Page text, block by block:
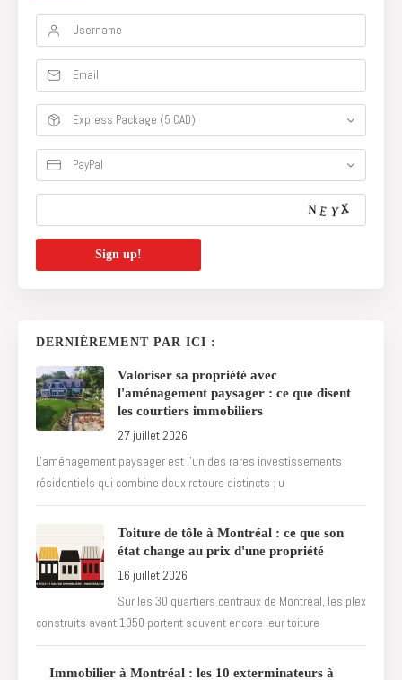
Express Package (5 CAD)
PayPal
DERNIÈREMENT PAR ICI :
Valoriser sa propriété avec
l'aménagement paysager : ce que disent
les courtiers immobiliers
27 juillet 2026
L'aménagement paysager est l'un des rares investissements
résidentiels qui combine deux retours distincts : u
Toiture de tôle à Montréal : ce que son
état change au prix d'une propriété
16 juillet 2026
Sur les 30 quartiers centraux de Montréal, les plex
construits avant 1950 portent souvent encore leur toiture
Immobilier à Montréal : les 10 exterminateurs à